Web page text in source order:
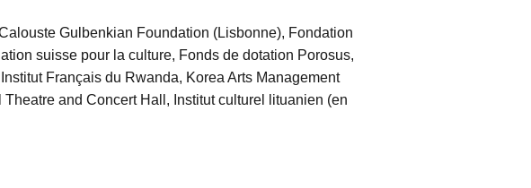
Gulbenkian Foundation (Lisbonne), Fondation
suisse pour la culture, Fonds de dotation Porosus,
Français du Rwanda, Korea Arts Management
and Concert Hall, Institut culturel lituanien (en